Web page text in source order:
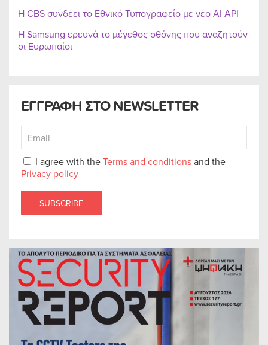
ΕΓΓΡΑΦΗ ΣΤΟ NEWSLETTER
I agree with theTerms and conditionsand the
Privacy policy
SUBSCRIBE
Η CBS συνδέει το Εθνικό Τυπογραφείο με νέο AI API
Η Samsung ερευνά το μέγεθος οθόνης που αναζητούν
οι Ευρωπαίοι